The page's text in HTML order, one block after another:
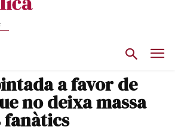
a favor de
no deixa massa
fanàtics